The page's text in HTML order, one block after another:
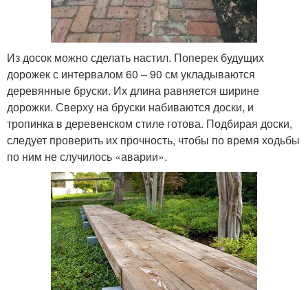
Из досок можно сделать настил. Поперек будущих
дорожек с интервалом 60 – 90 см укладываются
деревянные бруски. Их длина равняется ширине
дорожки. Сверху на бруски набиваются доски, и
тропинка в деревенском стиле готова. Подбирая доски,
следует проверить их прочность, чтобы по время ходьбы
по ним не случилось «аварии».